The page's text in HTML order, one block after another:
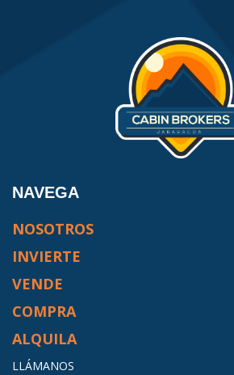
NAVEGA
NOSOTROS
INVIERTE
VENDE
COMPRA
ALQUILA
LLÁMANOS